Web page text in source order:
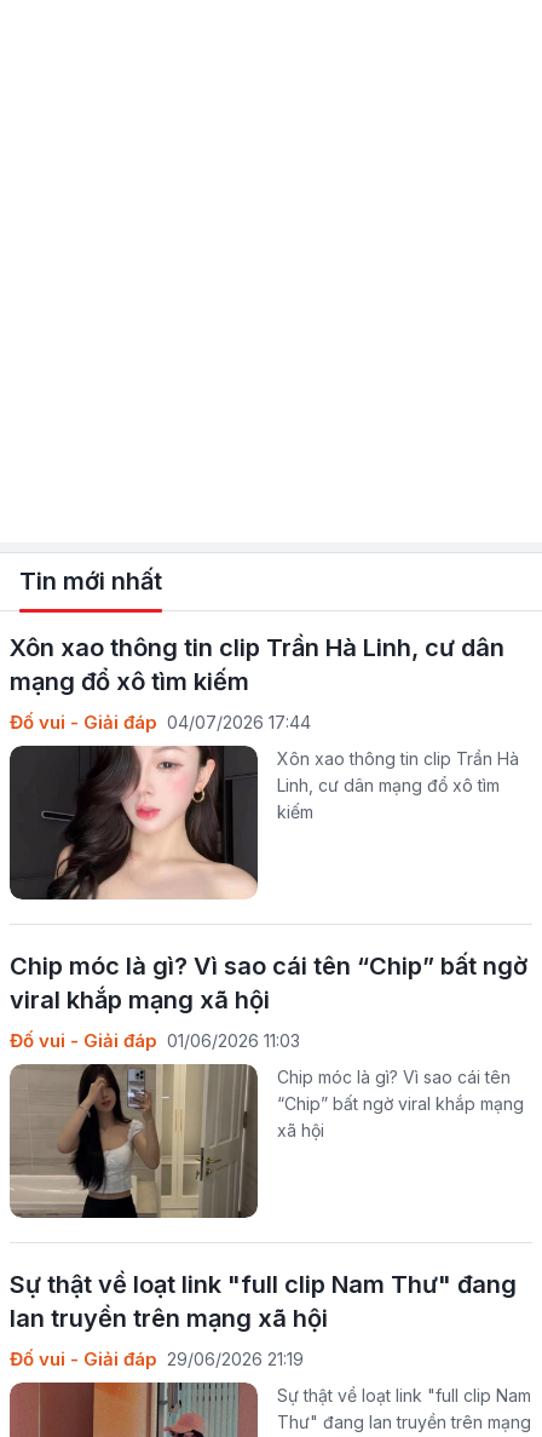
Tin mới nhất
Xôn xao thông tin clip Trần Hà Linh, cư dân
mạng đổ xô tìm kiếm
Đố vui - Giải đáp 04/07/2026 17:44
Xôn xao thông tin clip Trần Hà
Linh, cư dân mạng đổ xô tìm
kiếm
Chip móc là gì? Vì sao cái tên “Chip” bất ngờ
viral khắp mạng xã hội
Đố vui - Giải đáp 01/06/2026 11:03
Chip móc là gì? Vì sao cái tên
“Chip” bất ngờ viral khắp mạng
xã hội
Sự thật về loạt link "full clip Nam Thư" đang
lan truyền trên mạng xã hội
Đố vui - Giải đáp 29/06/2026 21:19
Sự thật về loạt link "full clip Nam
Thư" đang lan truyền trên mạng